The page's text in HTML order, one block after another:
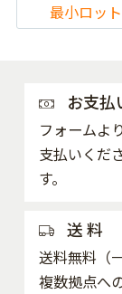
最小ロッ
お支払
フォームよ
支払いくだ
す。
送 料
送料無料（
複数拠点へ